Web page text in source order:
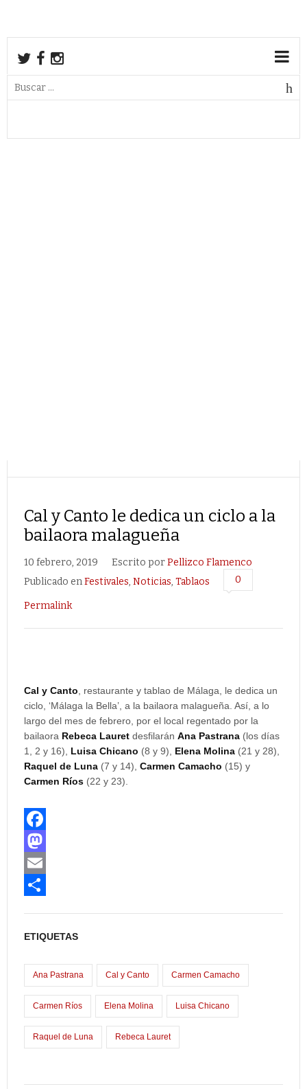
Cal y Canto le dedica un ciclo a la
bailaora malagueña
10 febrero, 2019 Escrito porPellizco Flamenco
Publicado enFestivales, Noticias, Tablaos 0
Permalink
Cal y Canto , restaurante y tablao de Málaga, le dedica un
ciclo, ‘Málaga la Bella’, a la bailaora malagueña. Así, a lo
largo del mes de febrero, por el local regentado por la
bailaora Rebeca Lauret desfilarán Ana Pastrana (los días
1, 2 y 16), Luisa Chicano (8 y 9), Elena Molina (21 y 28),
Raquel de Luna (7 y 14), Carmen Camacho (15) y
Carmen Ríos (22 y 23).
F
a
c
k
M
a
o
n
E
a
r
r
ETIQUETAS
Ana Pastrana Cal y Canto Carmen Camacho
Carmen Ríos Elena Molina Luisa Chicano
Raquel de Luna Rebeca Lauret